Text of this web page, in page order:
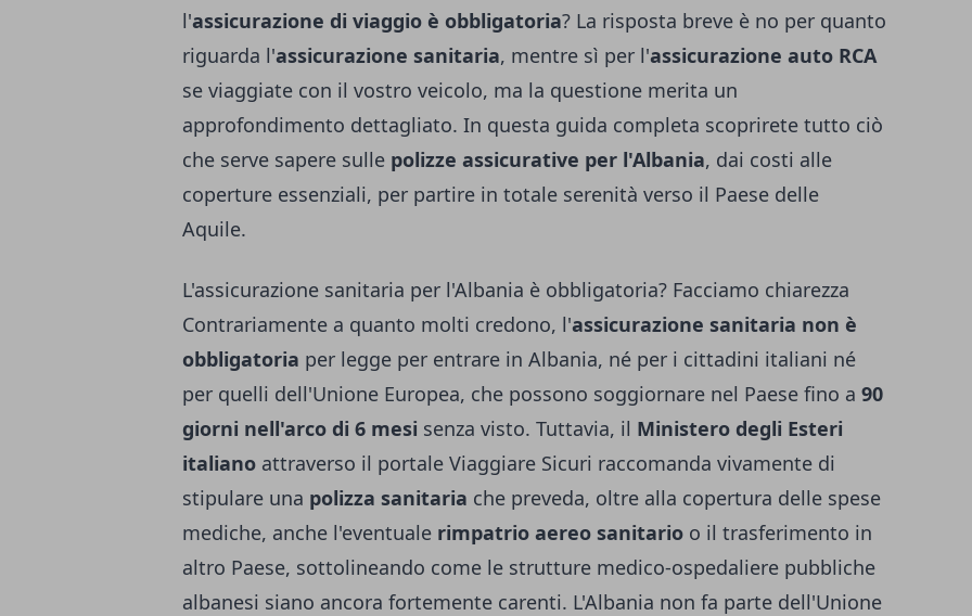
l'assicurazione di viaggio è obbligatoria? La risposta breve è no per quanto
riguarda l'assicurazione sanitaria, mentre sì per l'assicurazione auto RCA
se viaggiate con il vostro veicolo, ma la questione merita un
approfondimento dettagliato. In questa guida completa scoprirete tutto ciò
che serve sapere sulle polizze assicurative per l'Albania, dai costi alle
coperture essenziali, per partire in totale serenità verso il Paese delle
Aquile.
L'assicurazione sanitaria per l'Albania è obbligatoria? Facciamo chiarezza
Contrariamente a quanto molti credono, l'assicurazione sanitaria non è
obbligatoria per legge per entrare in Albania, né per i cittadini italiani né
per quelli dell'Unione Europea, che possono soggiornare nel Paese fino a 90
giorni nell'arco di 6 mesi senza visto. Tuttavia, il Ministero degli Esteri
italiano attraverso il portale Viaggiare Sicuri raccomanda vivamente di
stipulare una polizza sanitaria che preveda, oltre alla copertura delle spese
mediche, anche l'eventuale rimpatrio aereo sanitario o il trasferimento in
altro Paese, sottolineando come le strutture medico-ospedaliere pubbliche
albanesi siano ancora fortemente carenti. L'Albania non fa parte dell'Unione